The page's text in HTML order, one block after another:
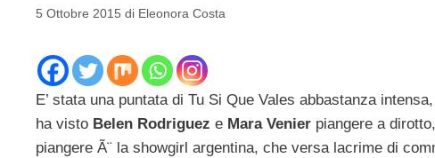
5 Ottobre 2015 di Eleonora Costa
E’ stata una puntata di Tu Si Que Vales abbastanza
ha visto Belen Rodriguez e Mara Venier piangere a
piangere Ã¨ la showgirl argentina, che versa lacrime di